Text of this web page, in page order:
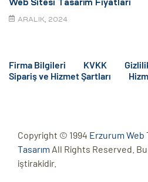
Web Sitesi Tasarım Fiyatları
ARALIK, 2024
Firma Bilgileri KVKK
Sipariş ve Hizmet Şartları
Copyright © 1994 Erzurum Web
Tasarım All Rights Reserved.
iştirakidir.